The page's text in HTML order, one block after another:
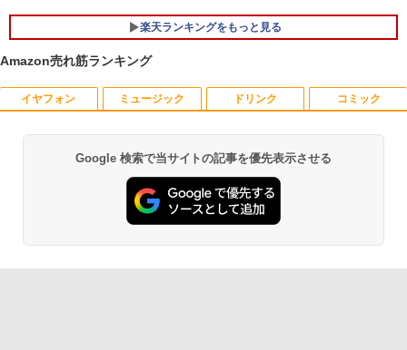
楽天ランキングをもっと見る
1
【マラソンP5倍/10%オフクーポン】中古
fice付き デル Dell OptiPlex 3050 SFF
第6世代Core i5 メモリ8GB/16GB 高速S
み 送料無料 保証付き
￥15,800
1
【公式・メーカー直販・送料無料】モニ
e 21.45インチFHDモニター IPS 21.5型
角度調整 VESA 100Hz 液晶 HDMI VGA P
F1UT）
￥11,280
1
ゼンリン住宅地図 B4判 東京都 東京都港
￥25,740
籍】[ 大森藤ノ ]
Amazon売れ筋ランキング
イヤフォン
Anker Soundcore P40i オフホワイト
￥7,990
ミュージック
BRUCE WAYNE feat. Flo Milli, ATL Jacob
[Explicit]
￥250
ドリンク
【Amazon.co.jp限定】 い・ろ・は・す 2L P
ET ラベルレス ×8本
￥1,112
コミック
薬屋のひとりごと 17巻 (デジタル版ビッグガ
ンガンコミックス)
￥770
Google 検索で当サイトの記事を優先表示させる